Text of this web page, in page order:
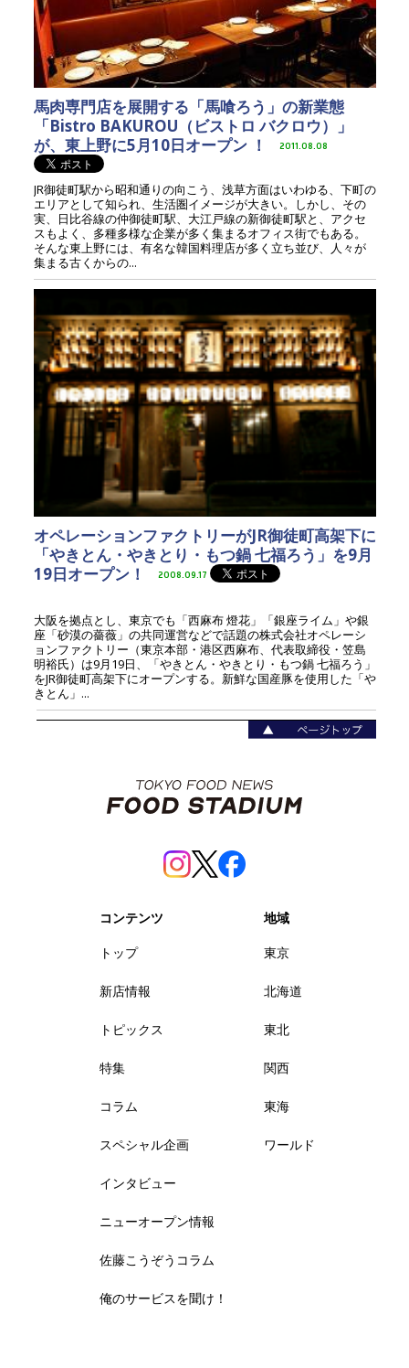
馬肉専門店を展開する「馬喰ろう」の新業態
「Bistro BAKUROU（ビストロ バクロウ）」
が、東上野に5月10日オープン ！
2011.08.08
JR御徒町駅から昭和通りの向こう、浅草方面はいわゆる、下町の
エリアとして知られ、生活圏イメージが大きい。しかし、その
実、日比谷線の仲御徒町駅、大江戸線の新御徒町駅と、アクセ
スもよく、多種多様な企業が多く集まるオフィス街でもある。
そんな東上野には、有名な韓国料理店が多く立ち並び、人々が
集まる古くからの...
オペレーションファクトリーがJR御徒町高架下に
「やきとん・やきとり・もつ鍋 七福ろう」を9月
19日オープン！
2008.09.17
大阪を拠点とし、東京でも「西麻布 燈花」「銀座ライム」や銀
座「砂漠の薔薇」の共同運営などで話題の株式会社オペレーシ
ョンファクトリー（東京本部・港区西麻布、代表取締役・笠島
明裕氏）は9月19日、「やきとん・やきとり・もつ鍋 七福ろう」
をJR御徒町高架下にオープンする。新鮮な国産豚を使用した「や
きとん」...
コンテンツ
トップ
新店情報
トピックス
特集
コラム
スペシャル企画
インタビュー
ニューオープン情報
佐藤こうぞうコラム
俺のサービスを聞け！
地域
東京
北海道
東北
関西
東海
ワールド